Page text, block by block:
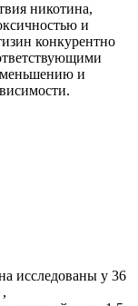
никотина,
и
конкурентно
и
исследованы у 36